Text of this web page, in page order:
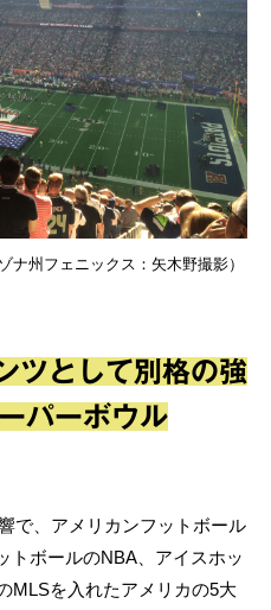
ナ州フェニックス：矢木野撮影）
ツとして別格の強
パーボウル
で、アメリカンフットボール
トボールのNBA、アイスホッ
MLSを入れたアメリカの5大